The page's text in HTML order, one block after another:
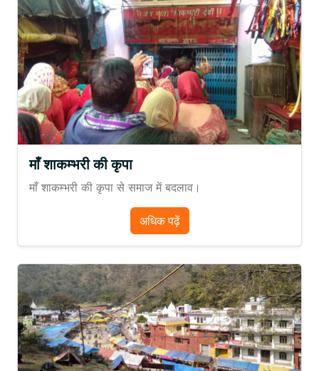
माँ शाकम्भरी की कृपा
माँ शाकम्भरी की कृपा से समाज में बदलाव।
अधिक पढ़ें